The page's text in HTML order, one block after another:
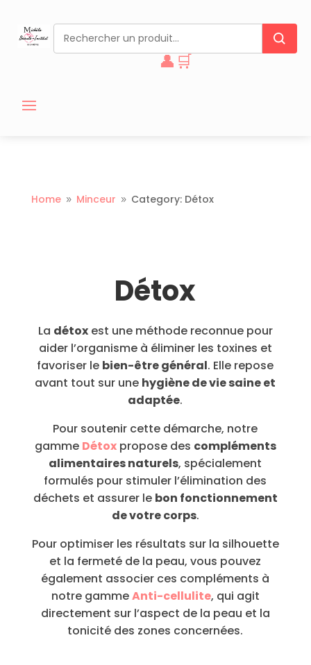
👤 🛒
Home 9 Minceur 9 Category: Détox
Détox
La détoxest une méthode reconnue pour
aider l’organisme à éliminer les toxines et
favoriser le bien-être général. Elle repose
avant tout sur une hygiène de vie saine et
adaptée.
Pour soutenir cette démarche, notre
gamme Détoxpropose des compléments
alimentaires naturels, spécialement
formulés pour stimuler l’élimination des
déchets et assurer le bon fonctionnement
de votre corps.
Pour optimiser les résultats sur la silhouette
et la fermeté de la peau, vous pouvez
également associer ces compléments à
notre gammeAnti-cellulite, qui agit
directement sur l’aspect de la peau et la
tonicité des zones concernées.